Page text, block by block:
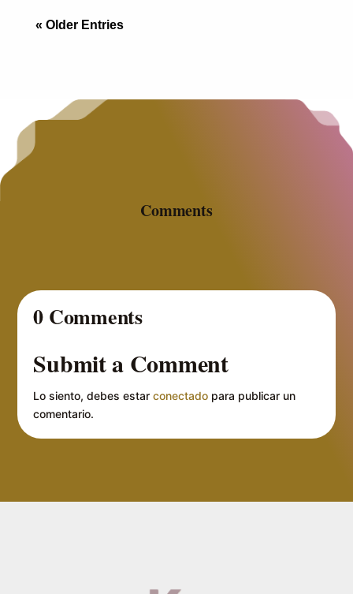
« Older Entries
Comments
0 Comments
Submit a Comment
Lo siento, debes estarconectado para publicar un
comentario.